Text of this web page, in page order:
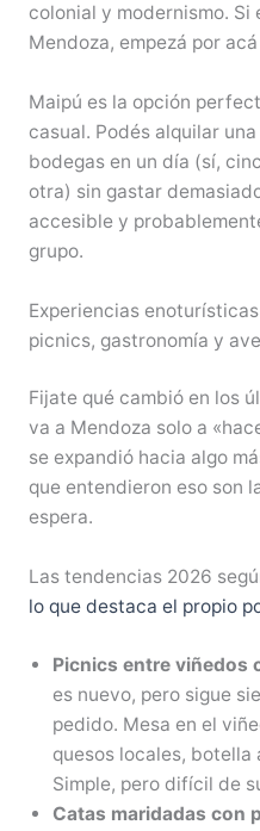
colonial y modernismo. Si
Mendoza, empezá por
Maipú es la opción
casual. Podés alquilar
bodegas en un día (sí,
otra) sin gastar
accesible y
grupo.
Experiencias
picnics, gastronomía y
Fijate qué cambió en los
va a Mendoza solo a
se expandió hacia algo
que entendieron eso son
espera.
Las tendencias 2026
lo que destaca el propio
Picnics entre viñedos
es nuevo, pero sigue
pedido. Mesa en el
quesos locales,
Simple, pero difícil de
Catas maridadas con